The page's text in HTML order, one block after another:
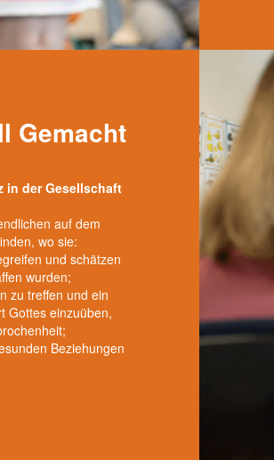
Gemacht
in der Gesellschaft
auf dem
wo sie:
und schätzen
wurden;
zu treffen und ein
Gottes einzuüben,
Beziehungen